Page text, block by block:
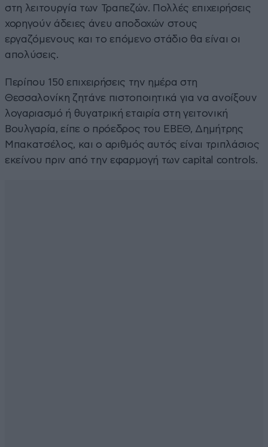
στη λειτουργία των Τραπεζών. Πολλές επιχειρήσεις
χορηγούν άδειες άνευ αποδοχών στους
εργαζόμενους και το επόμενο στάδιο θα είναι οι
απολύσεις.
Περίπου 150 επιχειρήσεις την ημέρα στη
Θεσσαλονίκη ζητάνε πιστοποιητικά για να ανοίξουν
λογαριασμό ή θυγατρική εταιρία στη γειτονική
Βουλγαρία, είπε ο πρόεδρος του ΕΒΕΘ, Δημήτρης
Μπακατσέλος, και ο αριθμός αυτός είναι τριπλάσιος
εκείνου πριν από την εφαρμογή των capital controls.